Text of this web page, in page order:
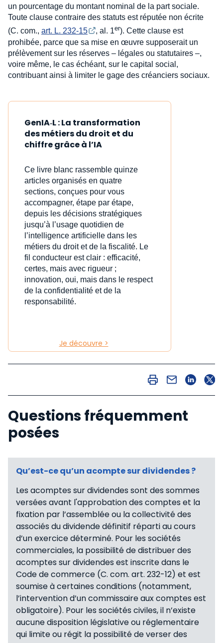
un pourcentage du montant nominal de la part sociale.
Toute clause contraire des statuts est réputée non écrite
(C. com., art. L. 232-15 , al. 1er). Cette clause est
prohibée, parce que sa mise en œuvre supposerait un
prélèvement sur les réserves – légales ou statutaires –,
voire même, le cas échéant, sur le capital social,
contribuant ainsi à limiter le gage des créanciers sociaux.
GenIA‑L : La transformation
des métiers du droit et du
chiffre grâce à l’IA
Ce livre blanc rassemble quinze
articles organisés en quatre
sections, conçues pour vous
accompagner, étape par étape,
depuis les décisions stratégiques
jusqu’à l’usage quotidien de
l’intelligence artificielle dans les
métiers du droit et de la fiscalité. Le
fil conducteur est clair : efficacité,
certes, mais avec rigueur ;
innovation, oui, mais dans le respect
de la confidentialité et de la
responsabilité.
Je découvre >
Questions fréquemment
posées
Qu’est-ce qu’un acompte sur dividendes ?
Les acomptes sur dividendes sont des sommes
versées avant l'approbation des comptes et la
fixation par l’assemblée ou la collectivité des
associés du dividende définitif réparti au cours
d’un exercice déterminé. Pour les sociétés
commerciales, la possibilité de distribuer des
acomptes sur dividendes est inscrite dans le
Code de commerce (C. com. art. 232-12) et est
soumise à certaines conditions (notamment,
l’intervention d’un commissaire aux comptes est
obligatoire). Pour les sociétés civiles, il n’existe
aucune disposition législative ou réglementaire
qui limite ou régit la possibilité de verser des